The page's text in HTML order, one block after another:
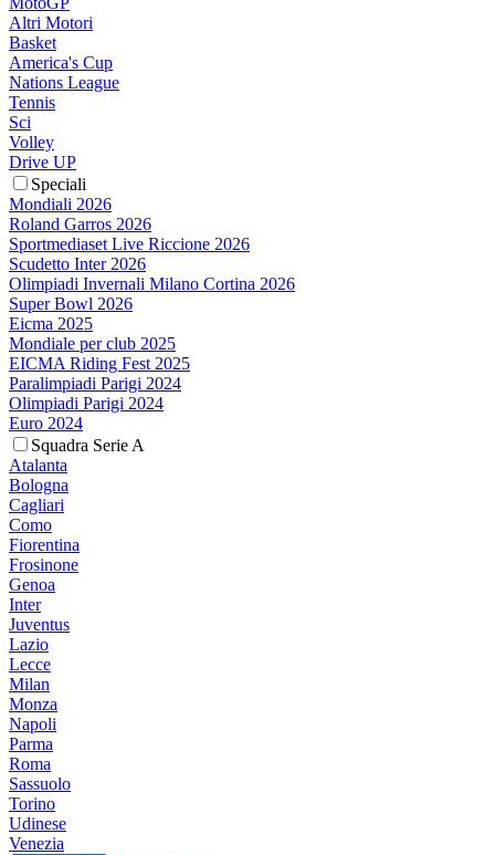
Altri Motori
Basket
America's Cup
Nations League
Tennis
Sci
Volley
Drive UP
Speciali
Mondiali 2026
Roland Garros 2026
Sportmediaset Live Riccione 2026
Scudetto Inter 2026
Olimpiadi Invernali Milano Cortina 2026
Super Bowl 2026
Eicma 2025
Mondiale per club 2025
EICMA Riding Fest 2025
Paralimpiadi Parigi 2024
Olimpiadi Parigi 2024
Euro 2024
Squadra Serie A
Atalanta
Bologna
Cagliari
Como
Fiorentina
Frosinone
Genoa
Inter
Juventus
Lazio
Lecce
Milan
Monza
Napoli
Parma
Roma
Sassuolo
Torino
Udinese
Venezia